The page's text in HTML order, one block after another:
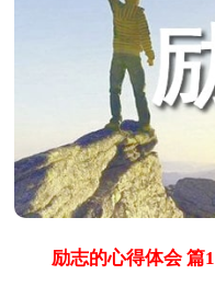
励志的心得体会 篇1